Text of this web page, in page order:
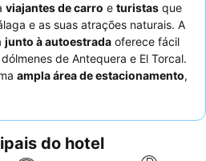
viajantes de carro e turistas que
e as suas atrações naturais. A
junto à autoestrada oferece fácil
de Antequera e El Torcal.
ampla área de estacionamento,
o
opções de pequeno-almoço,
do hotel